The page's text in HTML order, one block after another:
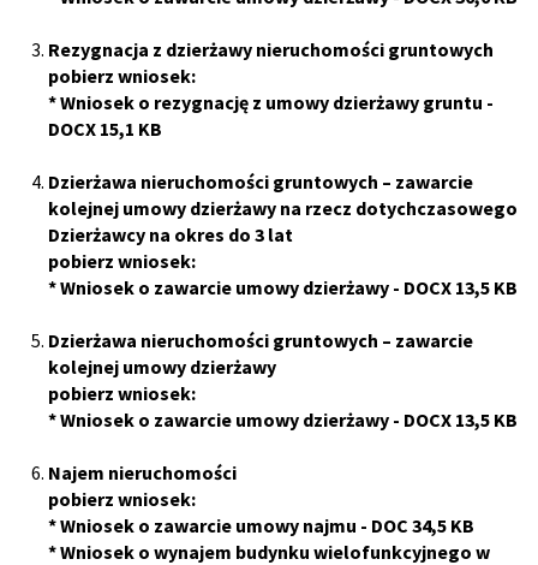
Rezygnacja z dzierżawy nieruchomości gruntowych
pobierz wniosek:
*Wniosek o rezygnację z umowy dzierżawy gruntu -
DOCX 15,1 KB
Dzierżawa nieruchomości gruntowych – zawarcie
kolejnej umowy dzierżawy na rzecz dotychczasowego
Dzierżawcy na okres do 3 lat
pobierz wniosek:
*Wniosek o zawarcie umowy dzierżawy - DOCX 13,5 KB
Dzierżawa nieruchomości gruntowych – zawarcie
kolejnej umowy dzierżawy
pobierz wniosek:
*Wniosek o zawarcie umowy dzierżawy - DOCX 13,5 KB
Najem nieruchomości
pobierz wniosek:
*Wniosek o zawarcie umowy najmu - DOC 34,5 KB
*Wniosek o wynajem budynku wielofunkcyjnego w